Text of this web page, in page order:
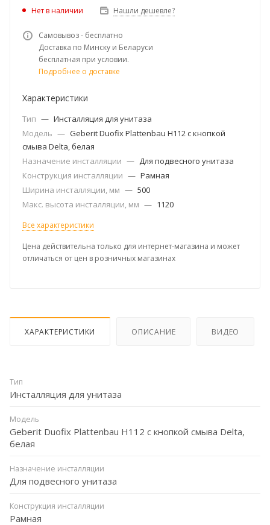
Нет в наличии Нашли дешевле?
Самовывоз - бесплатно
Доставка по Минску и Беларуси
бесплатная при условии.
Подробнее о доставке
Характеристики
Тип — Инсталляция для унитаза
Модель — Geberit Duofix Plattenbau H112 с кнопкой
смыва Delta, белая
Назначение инсталляции — Для подвесного унитаза
Конструкция инсталляции — Рамная
Ширина инсталляции, мм — 500
Макс. высота инсталляции, мм — 1120
Все характеристики
Цена действительна только для интернет-магазина и может
отличаться от цен в розничных магазинах
ХАРАКТЕРИСТИКИ ОПИСАНИЕ ВИДЕО
Тип
Инсталляция для унитаза
Модель
Geberit Duofix Plattenbau H112 с кнопкой смыва Delta,
белая
Назначение инсталляции
Для подвесного унитаза
Конструкция инсталляции
Рамная